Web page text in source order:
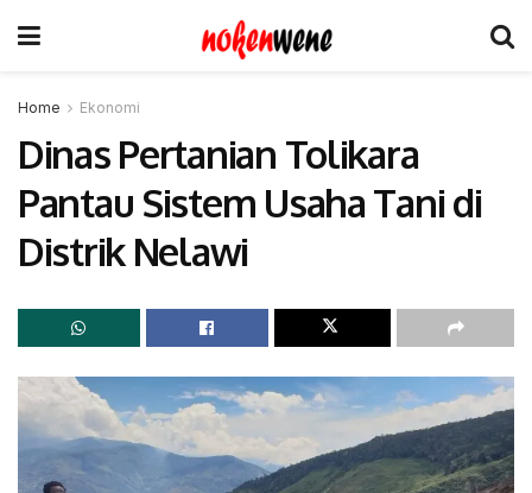
Home Ekonomi
Dinas Pertanian Tolikara
Pantau Sistem Usaha Tani di
Distrik Nelawi